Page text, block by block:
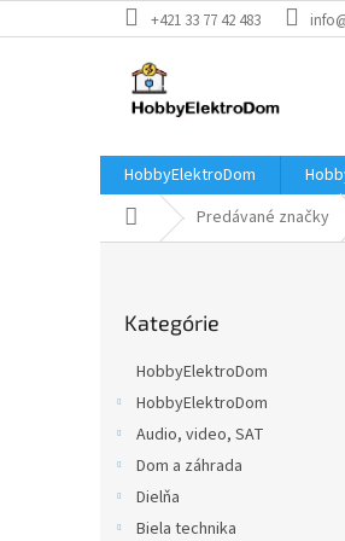
na
+421 33 77 42 483
HobbyElektroDom
DomovPredávané značky
kategórie
Kategórie
HobbyElektroDom
HobbyElektroDom
Audio, video, SAT
Dom a záhrada
Dielňa
Biela technika